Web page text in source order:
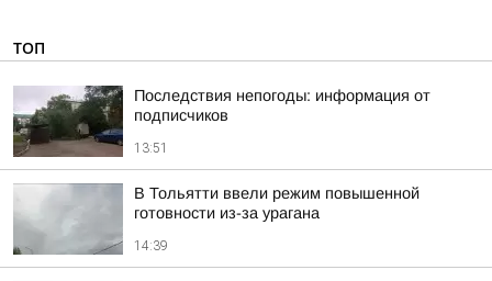
ТОП
Последствия непогоды: информация от
подписчиков
13:51
В Тольятти ввели режим повышенной
готовности из-за урагана
14:39